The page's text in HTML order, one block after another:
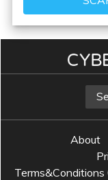
About